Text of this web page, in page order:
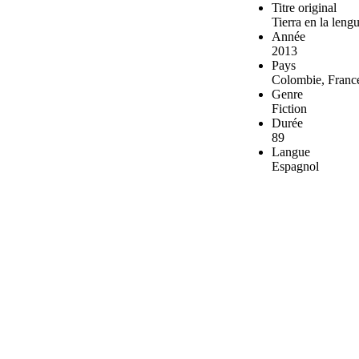
Titre original
Tierra en la
Année
2013
Pays
Colombie,
Genre
Fiction
Durée
89
Langue
Espagnol